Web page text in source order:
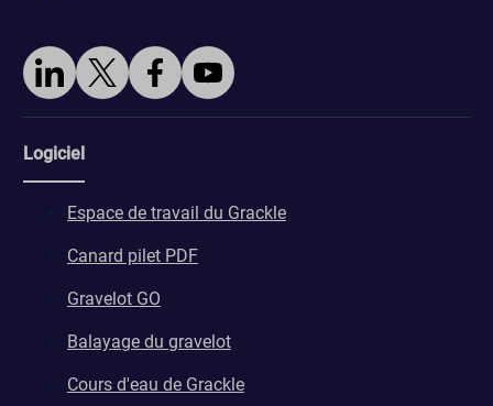
Logiciel
Espace de travail du Grackle
Canard pilet PDF
Gravelot GO
Balayage du gravelot
Cours d'eau de Grackle